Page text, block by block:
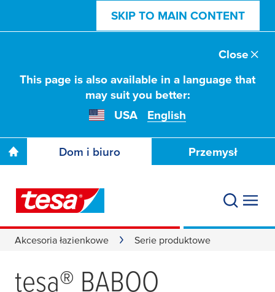
SKIP TO MAIN CONTENT
This page is also available in a language that
may suit you better:
USA
English
Close
Dom i biuro Przemysł
Akcesoria łazienkowe Serie produktowe
tesa® BABOO